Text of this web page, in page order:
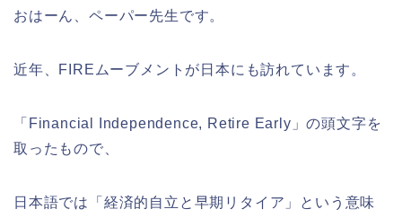
おはーん、ペーパー先生です。
近年、FIREムーブメントが日本にも訪れています。
「Financial Independence, Retire Early」の頭文字を
取ったもので、
日本語では「経済的自立と早期リタイア」という意味